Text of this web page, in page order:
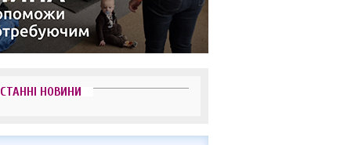
НОВИНИ